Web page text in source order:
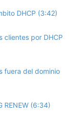
DHCP (3:42)
clientes por DHCP
fuera del dominio
RENEW (6:34)